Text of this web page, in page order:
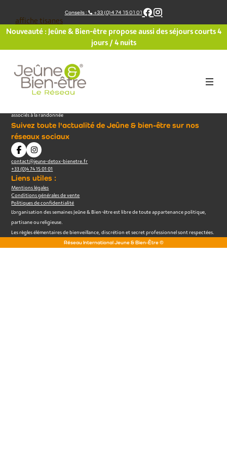
contenu
Conseils : +33 (0)4 74 15 01 01
Nouveauté : Jeûne & Bien-être propose aussi des séjours courts 4
jours / 4 nuits
affiche tisanes
associés à la randonnée
Suivez toute l'actualité de Jeûne & bien-être sur nos
réseaux sociaux
contact@jeune-detox-bienetre.fr
+33 (0)4 74 15 01 01
Liens utiles :
Mentions légales
Conditions générales de vente
Politiques de confidentialité
L’organisation des semaines Jeûne & Bien-être est libre de toute appartenance politique,
partisane ou religieuse.
Les règles élémentaires de bienveillance, discrétion et secret professionnel sont respectées.
Réseau International Jeune & Bien-Être ©